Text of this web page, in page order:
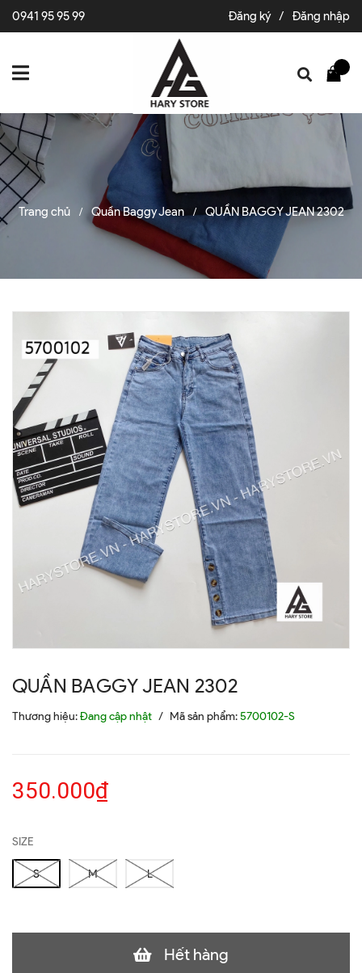
0941 95 95 99 Đăng ký / Đăng nhập
Trang chủ / Quần Baggy Jean / QUẦN BAGGY JEAN 2302
QUẦN BAGGY JEAN 2302
Thương hiệu:Đang cập nhật / Mã sản phẩm:5700102-S
350.000₫
SIZE
S M L
Hết hàng